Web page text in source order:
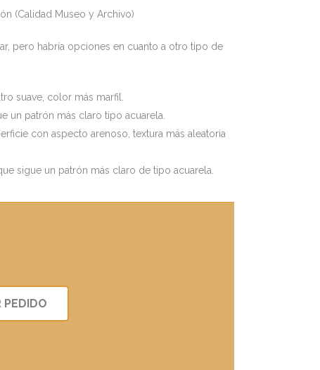
(Calidad Museo y Archivo)
pero habría opciones en cuanto a otro tipo de
suave, color más marfil.
un patrón más claro tipo acuarela.
con aspecto arenoso, textura más aleatoria
sigue un patrón más claro de tipo acuarela.
PEDIDO